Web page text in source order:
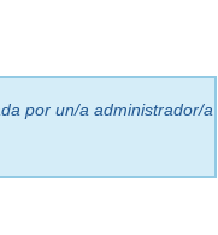
por un/a administrador/a